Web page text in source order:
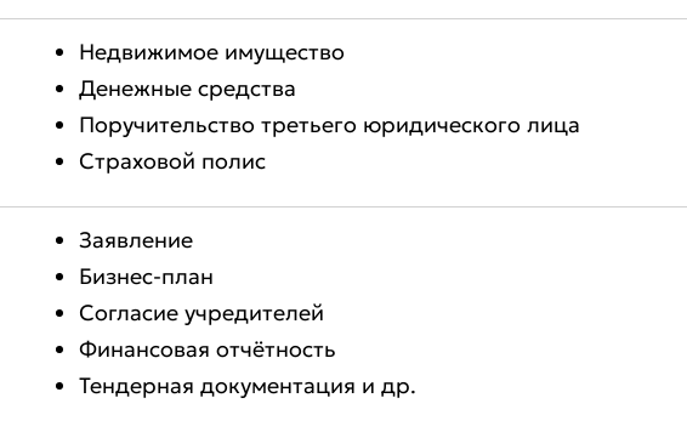
обслуживания
обращение
Недвижимое имущество
Денежные средства
Поручительство третьего юридического лица
Страховой полис
Заявление
Бизнес-план
Согласие учредителей
Финансовая отчётность
Тендерная документация и др.